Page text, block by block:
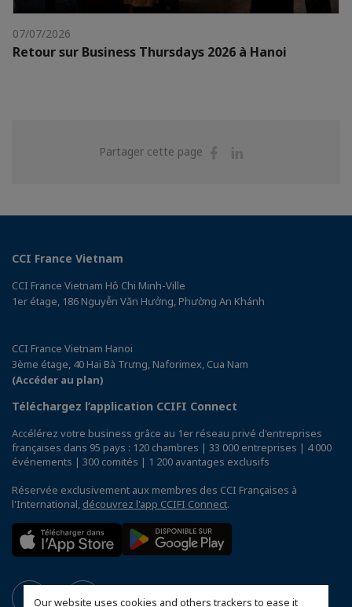
Our website uses cookies and others trackers to ease it
07/07/2026
Retour sur Business Thursdays 2026 à Hanoi
Partager cette page
Partager
CCI France Vietnam
CCI France Vietnam Hô Chi Minh-Ville
1er étage, 186 Nguyễn Văn Hưởng, Phường An Khánh
CCI France Vietnam Hanoi
3ème étage, 40 Hai Bà Trưng, Naforimex, Cua Nam
(Accéder au plan)
Téléchargez l’application CCIFI Connect
Accélérez votre business grâce au 1er réseau privé d'entreprises
françaises dans 95 pays : 120 chambres | 33 000 entreprises | 4 000
événements | 300 comités | 1 200 avantages exclusifs
Réservée exclusivement aux membres des CCI Françaises à
l'International, découvrez l'app CCIFI Connect.